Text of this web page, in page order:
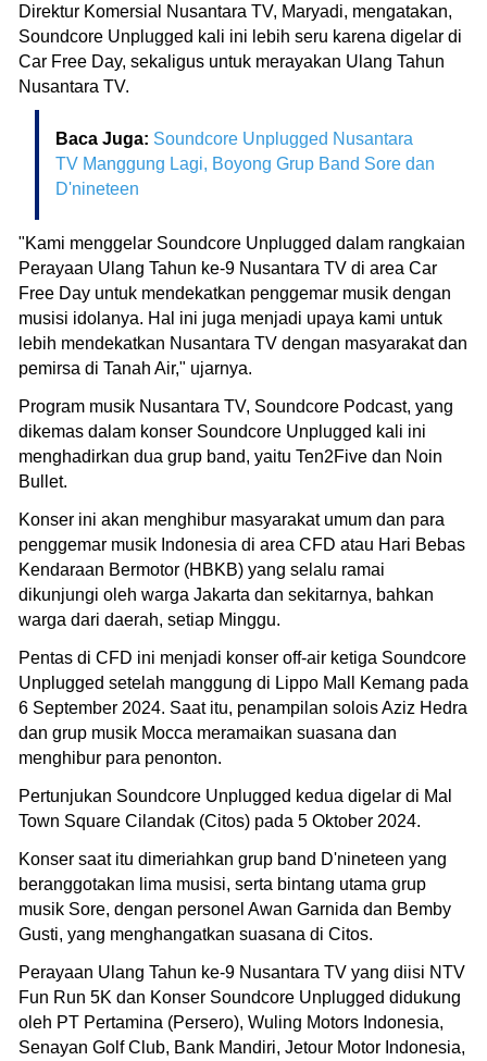
Direktur Komersial Nusantara TV, Maryadi, mengatakan,
Soundcore Unplugged kali ini lebih seru karena digelar di
Car Free Day, sekaligus untuk merayakan Ulang Tahun
Nusantara TV.
Baca Juga: Soundcore Unplugged Nusantara
TV Manggung Lagi, Boyong Grup Band Sore dan
D'nineteen
"Kami menggelar Soundcore Unplugged dalam rangkaian
Perayaan Ulang Tahun ke-9 Nusantara TV di area Car
Free Day untuk mendekatkan penggemar musik dengan
musisi idolanya. Hal ini juga menjadi upaya kami untuk
lebih mendekatkan Nusantara TV dengan masyarakat dan
pemirsa di Tanah Air," ujarnya.
Program musik Nusantara TV, Soundcore Podcast, yang
dikemas dalam konser Soundcore Unplugged kali ini
menghadirkan dua grup band, yaitu Ten2Five dan Noin
Bullet.
Konser ini akan menghibur masyarakat umum dan para
penggemar musik Indonesia di area CFD atau Hari Bebas
Kendaraan Bermotor (HBKB) yang selalu ramai
dikunjungi oleh warga Jakarta dan sekitarnya, bahkan
warga dari daerah, setiap Minggu.
Pentas di CFD ini menjadi konser off-air ketiga Soundcore
Unplugged setelah manggung di Lippo Mall Kemang pada
6 September 2024. Saat itu, penampilan solois Aziz Hedra
dan grup musik Mocca meramaikan suasana dan
menghibur para penonton.
Pertunjukan Soundcore Unplugged kedua digelar di Mal
Town Square Cilandak (Citos) pada 5 Oktober 2024.
Konser saat itu dimeriahkan grup band D'nineteen yang
beranggotakan lima musisi, serta bintang utama grup
musik Sore, dengan personel Awan Garnida dan Bemby
Gusti, yang menghangatkan suasana di Citos.
Perayaan Ulang Tahun ke-9 Nusantara TV yang diisi NTV
Fun Run 5K dan Konser Soundcore Unplugged didukung
oleh PT Pertamina (Persero), Wuling Motors Indonesia,
⁠Senayan Golf Club, Bank Mandiri, Jetour Motor Indonesia,